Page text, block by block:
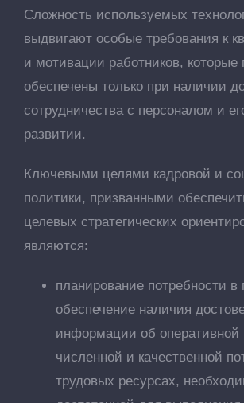
Сложность используемых
выдвигают особые требования к
и мотивации работников, которые
обеспечены только при наличии
сотрудничества с персоналом и
развитии.
Ключевыми целями кадровой и
политики, призванными
целевых стратегических
являются:
планирование потребности
обеспечение наличия
информации об оперативной
численной и качественной
трудовых ресурсах,